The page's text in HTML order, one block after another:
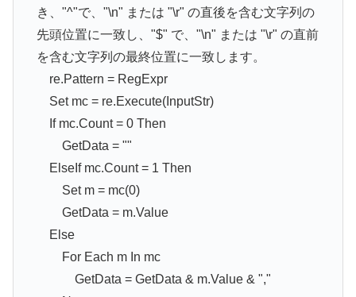
き、"^"で、"\n" または "\r" の直後を含む文字列の
先頭位置に一致し、"$" で、"\n" または "\r" の直前
を含む文字列の最終位置に一致します。
re.Pattern = RegExpr
Set mc = re.Execute(InputStr)
If mc.Count = 0 Then
GetData = ""
ElseIf mc.Count = 1 Then
Set m = mc(0)
GetData = m.Value
Else
For Each m In mc
GetData = GetData & m.Value & ","